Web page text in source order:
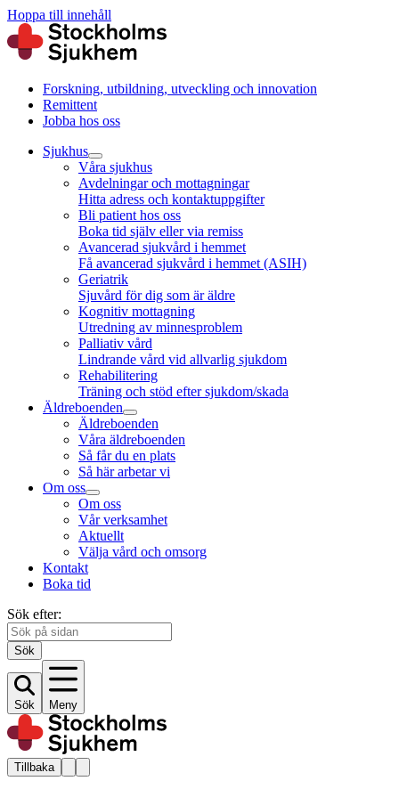
Hoppa till innehåll
Forskning, utbildning, utveckling och innovation
Remittent
Jobba hos oss
Sjukhus
Våra sjukhus
Avdelningar och mottagningar
Hitta adress och kontaktuppgifter
Bli patient hos oss
Boka tid själv eller via remiss
Avancerad sjukvård i hemmet
Få avancerad sjukvård i hemmet (ASIH)
Geriatrik
Sjuvård för dig som är äldre
Kognitiv mottagning
Utredning av minnesproblem
Palliativ vård
Lindrande vård vid allvarlig sjukdom
Rehabilitering
Träning och stöd efter sjukdom/skada
Äldreboenden
Äldreboenden
Våra äldreboenden
Så får du en plats
Så här arbetar vi
Om oss
Om oss
Vår verksamhet
Aktuellt
Välja vård och omsorg
Kontakt
Boka tid
Sök efter:
Sök
Sök Meny
Tillbaka